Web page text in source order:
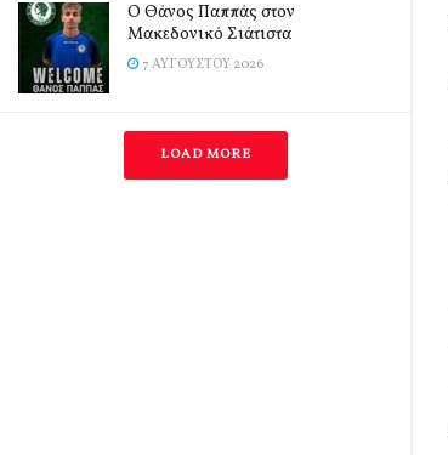
Ο Θάνος Παππάς στον
Μακεδονικό Σιάτιστα
7 ΑΥΓΟΎΣΤΟΥ 2026
LOAD MORE